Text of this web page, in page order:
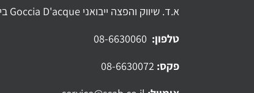
א.ד. שיווק והפצה ייבואני Goccia D'acque בישראל
טלפון:
פקס: